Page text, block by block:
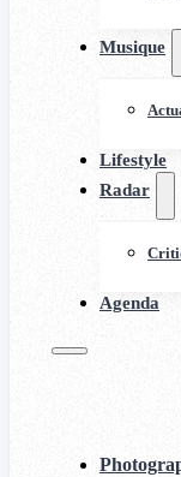
Musique
Lifestyle
Radar
Agenda